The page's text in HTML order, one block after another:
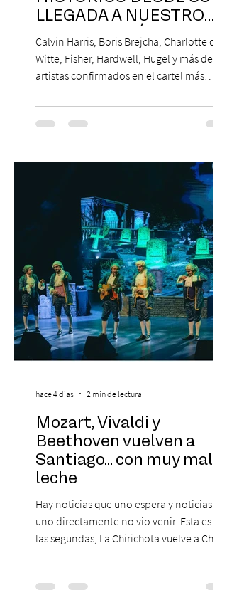
LLEGADA A NUESTRO
NUESTRO PAÍS
Calvin Harris, Boris Brejcha, Charlotte de
Witte, Fisher, Hardwell, Hugel y más de 85
artistas confirmados en el cartel más
Chile. 14 y 15 de noviembre de 2026, Club
Hípico de Santiago. Últimos Weekend
con venta a través de Puntoticket.com
Creamfields Chile, el festival de música
electrónica más importante del país,
revela oficialmente el Lineup de su edición
2026. Calvin Harris, Boris Bre
Mozart, Vivaldi y
Beethoven vuelven a
Santiago... con muy mala
leche
Hay noticias que uno espera y noticias que
uno directamente no vio venir. Esta es de
las segundas, La Chirichota vuelve a Chile.
Después de agotar entradas en su primer
paso por Santiago en 2025, el grupo
hace 4 días 2 min de lectura